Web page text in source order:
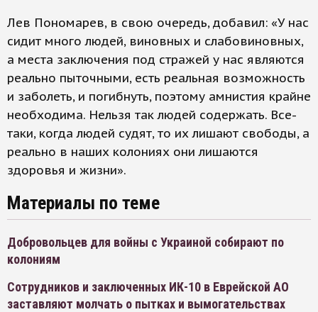
Лев Пономарев, в свою очередь, добавил: «У нас
сидит много людей, виновных и слабовиновных,
а места заключения под стражей у нас являются
реально пыточными, есть реальная возможность
и заболеть, и погибнуть, поэтому амнистия крайне
необходима. Нельзя так людей содержать. Все-
таки, когда людей судят, то их лишают свободы, а
реально в наших колониях они лишаются
здоровья и жизни».
Материалы по теме
Добровольцев для войны с Украиной собирают по
колониям
Сотрудников и заключенных ИК-10 в Еврейской АО
заставляют молчать о пытках и вымогательствах